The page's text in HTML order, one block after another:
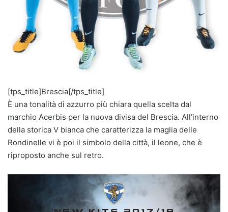
[tps_title]Brescia[/tps_title]
È una tonalità di azzurro più chiara quella scelta dal
marchio Acerbis per la nuova divisa del Brescia. All’interno
della storica V bianca che caratterizza la maglia delle
Rondinelle vi è poi il simbolo della città, il leone, che è
riproposto anche sul retro.